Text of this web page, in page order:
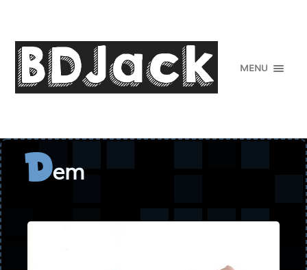
MENU
Dem